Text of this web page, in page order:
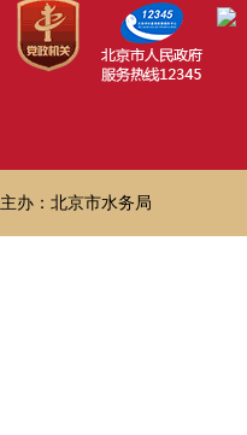
主办：北京市水务局